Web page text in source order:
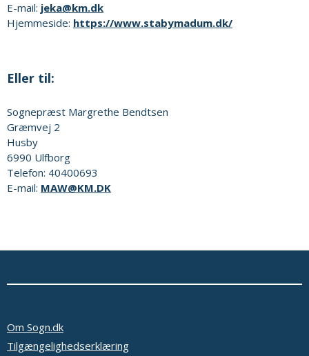
E-mail: jeka@km.dk
Hjemmeside: https://www.stabymadum.dk/
Eller til:
Sognepræst Margrethe Bendtsen
Græmvej 2
Husby
6990 Ulfborg
Telefon: 40400693
E-mail: MAW@KM.DK
Om Sogn.dk
Tilgængelighedserklæring